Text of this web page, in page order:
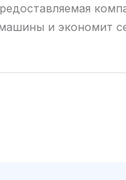
и экономит